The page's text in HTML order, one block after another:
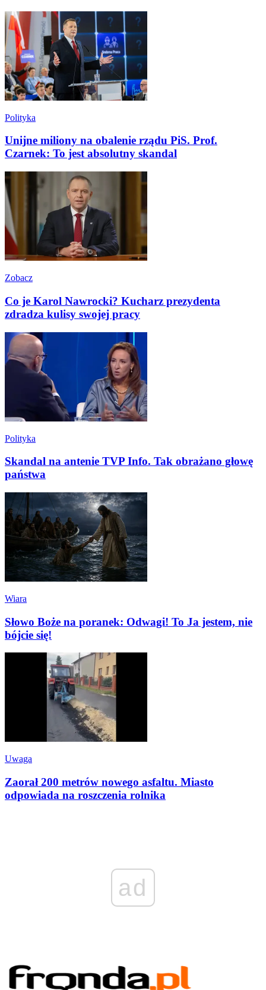
Polityka
Unijne miliony na obalenie rządu PiS. Prof.
Czarnek: To jest absolutny skandal
Zobacz
Co je Karol Nawrocki? Kucharz prezydenta
zdradza kulisy swojej pracy
Polityka
Skandal na antenie TVP Info. Tak obrażano głowę
państwa
Wiara
Słowo Boże na poranek: Odwagi! To Ja jestem, nie
bójcie się!
Uwaga
Zaorał 200 metrów nowego asfaltu. Miasto
odpowiada na roszczenia rolnika
ad